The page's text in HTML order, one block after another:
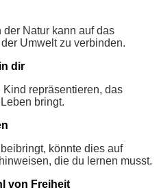
Natur kann auf das
Umwelt zu verbinden.
dir
repräsentieren, das
bringt.
könnte dies auf
die du lernen musst.
von Freiheit